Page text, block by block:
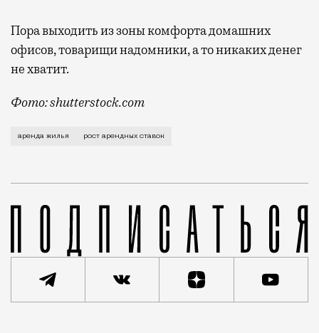
Пора выходить из зоны комфорта домашних
офисов, товарищи надомники, а то никаких денег
не хватит.
Фото: shutterstock.com
Ставки повысятся на фоне восстановления рынка
аренда жилья рост арендных ставок